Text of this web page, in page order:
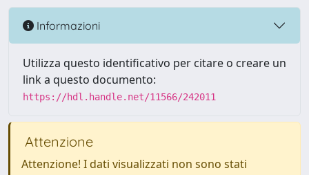
Informazioni
Utilizza questo identificativo per citare o creare un
link a questo documento:
https://hdl.handle.net/11566/242011
Attenzione
Attenzione! I dati visualizzati non sono stati